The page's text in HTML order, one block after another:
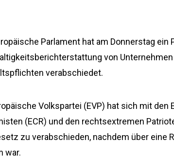
Parlament hat am Donnerstag
von
verabschiedet.
Volkspartei (EVP) hat sich mit den
(ECR) und den rechtsextremen
zu verabschieden, nachdem über eine
war.